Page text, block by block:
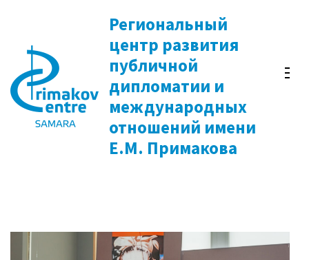
содержимому
(нажмите
Enter)
Региональный
центр развития
публичной
дипломатии и
международных
отношений имени
Е.М. Примакова